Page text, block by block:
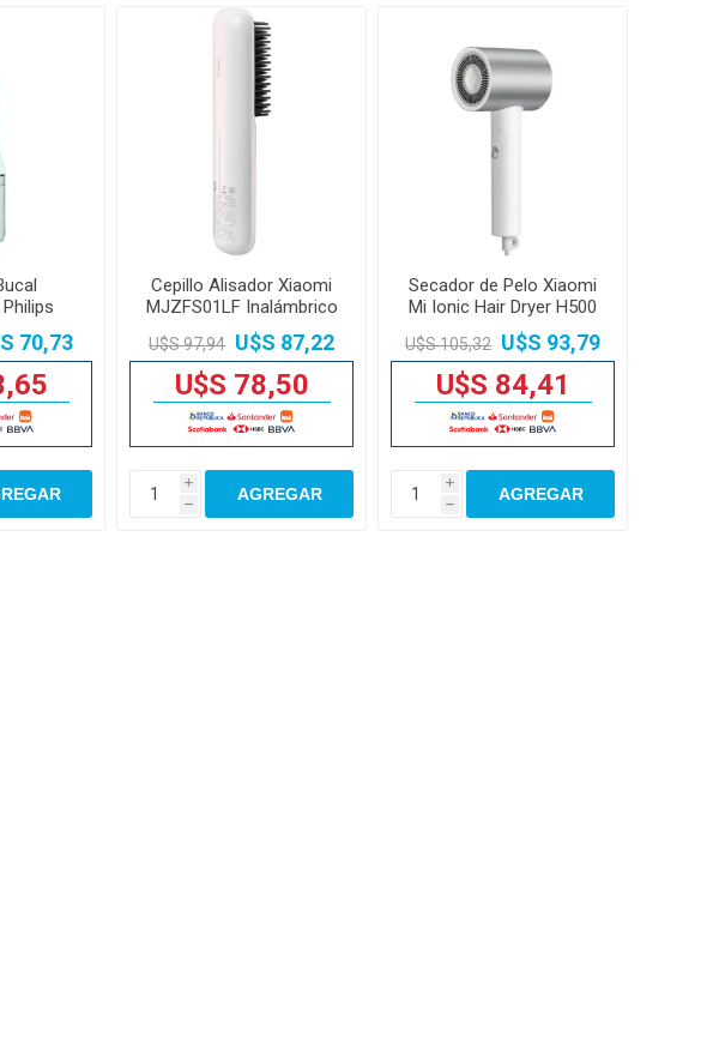
250ml
70,73
Cepillo Alisador Xiaomi
MJZFS01LF Inalámbrico
Portátil
U$S 97,94 U$S 87,22
U$S 78,50
i
h
AGREGAR
Secador de Pelo Xiaomi
Mi Ionic Hair Dryer H500
1800W
U$S 105,32 U$S 93,79
U$S 84,41
i
h
AGREGAR